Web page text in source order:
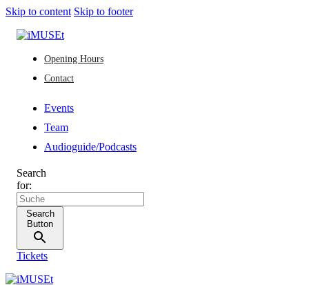
Skip to content Skip to footer
Opening Hours
Contact
Events
Team
Audioguide/Podcasts
Search
for:
Search
Button
Tickets